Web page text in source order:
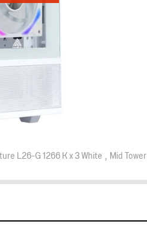
L26-G 1266 K x 3 White Mid Tower